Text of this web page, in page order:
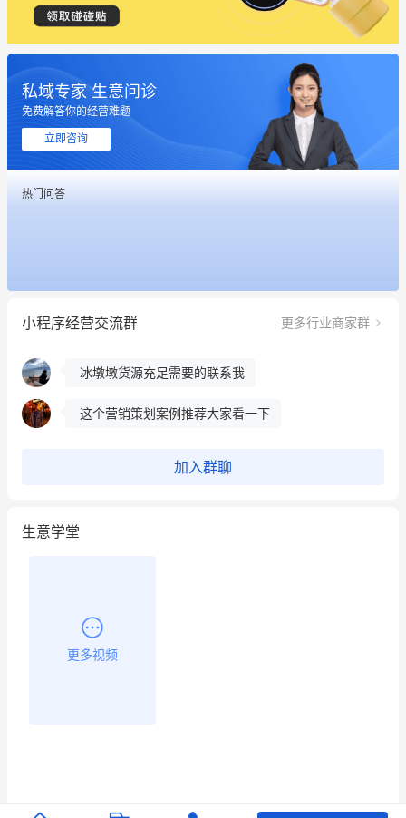
私域专家 生意问诊
免费解答你的经营难题
立即咨询
热门问答
小程序经营交流群 更多行业商家群
餐饮也得靠私域和服务提高竞争力
昨晚的直播课程太好啦❤️
冰墩墩货源充足需要的联系我
这个营销策划案例推荐大家看一下
加入群聊
生意学堂
更多视频